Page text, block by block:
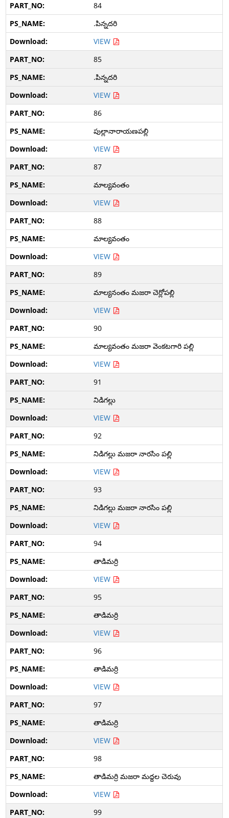
84
.పిన్నదరి
VIEW
85
.పిన్నదరి
VIEW
86
పుల్లానారాయణపల్లి
VIEW
87
మాల్యవంతం
VIEW
88
మాల్యవంతం
VIEW
89
మాల్యనంతం మజరా చెర్లోపల్లి
VIEW
90
మాల్యవంతం మజరా వెంకటగారి పల్లి
VIEW
91
నిడిగల్లు
VIEW
92
నిడిగల్లు మజరా నారసిం పల్లి
VIEW
93
నిడిగల్లు మజరా నారసిం పల్లి
VIEW
94
తాడిమర్రి
VIEW
95
తాడిమర్రి
VIEW
96
తాడిమర్రి
VIEW
97
తాడిమర్రి
VIEW
98
తాడిమర్రి మజరా మద్దల చెరువు
VIEW
99